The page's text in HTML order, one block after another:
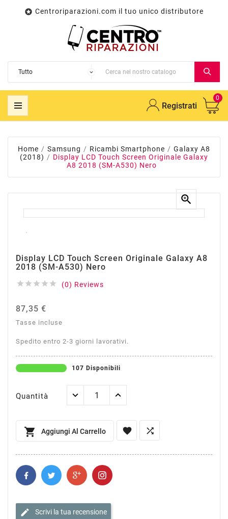
 Centroriparazioni.com il tuo unico distributore
Registrati
0
Home Samsung Ricambi Smartphone
Galaxy A8
(2018)
Display LCD Touch Screen Originale Galaxy
A8 2018 (SM-A530) Nero

Display LCD Touch Screen Originale Galaxy A8
2018 (SM-A530) Nero
     (0) Reviews
87,35 €
Tasse incluse
Spedito entro 2-3 giorni lavorativi.
107 Disponibili
Quantità
 Aggiungi Al Carrello  
edit Scrivi la tua recensione